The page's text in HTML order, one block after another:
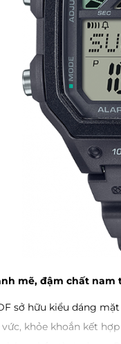
mẽ, đậm chất nam
sở hữu kiểu dáng
khỏe khoắn kết